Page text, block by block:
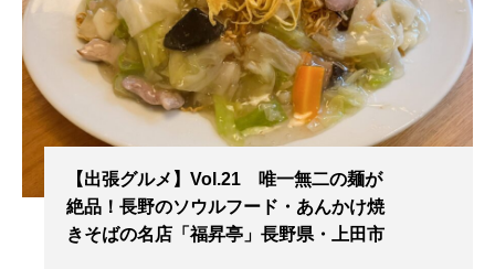
【出張グルメ】Vol.21 唯一無二の麺が
絶品！長野のソウルフード・あんかけ焼
きそばの名店「福昇亭」長野県・上田市